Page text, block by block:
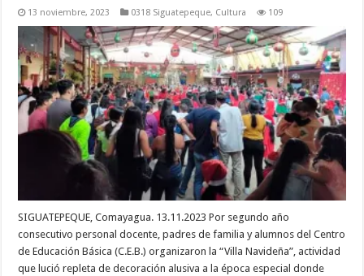
13 noviembre, 2023 0318 Siguatepeque, Cultura 109
SIGUATEPEQUE, Comayagua. 13.11.2023 Por segundo año
consecutivo personal docente, padres de familia y alumnos del Centro
de Educación Básica (C.E.B.) organizaron la “Villa Navideña”, actividad
que lució repleta de decoración alusiva a la época especial donde